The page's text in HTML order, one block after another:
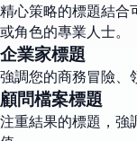
精心策略的標題結合
或角色的專業人士。
企業家標題
強調您的商務冒險、
顧問檔案標題
注重結果的標題，強